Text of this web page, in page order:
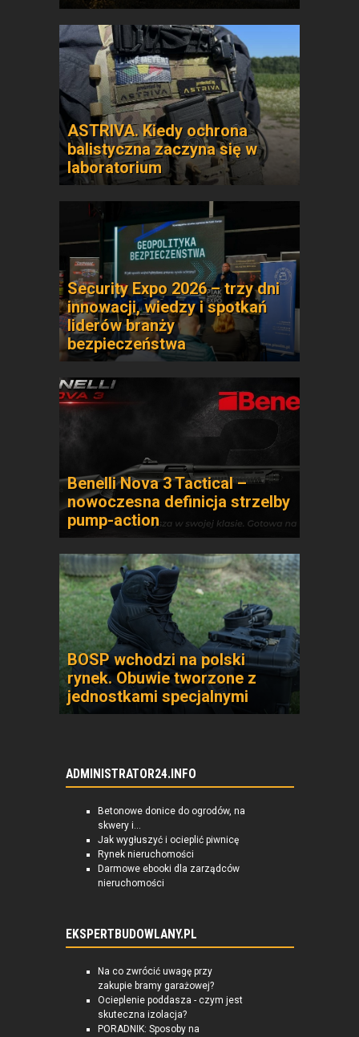
ASTRIVA. Kiedy ochrona
balistyczna zaczyna się w
laboratorium
Security Expo 2026 – trzy dni
innowacji, wiedzy i spotkań
liderów branży
bezpieczeństwa
Benelli Nova 3 Tactical –
nowoczesna definicja strzelby
pump-action
BOSP wchodzi na polski
rynek. Obuwie tworzone z
jednostkami specjalnymi
ADMINISTRATOR24.INFO
Betonowe donice do ogrodów, na
skwery i...
Jak wygłuszyć i ocieplić piwnicę
Rynek nieruchomości
Darmowe ebooki dla zarządców
nieruchomości
EKSPERTBUDOWLANY.PL
Na co zwrócić uwagę przy
zakupie bramy garażowej?
Ocieplenie poddasza - czym jest
skuteczna izolacja?
PORADNIK: Sposoby na